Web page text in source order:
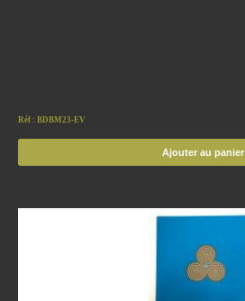
Réf : BDBM23-EV
Ajouter au panier